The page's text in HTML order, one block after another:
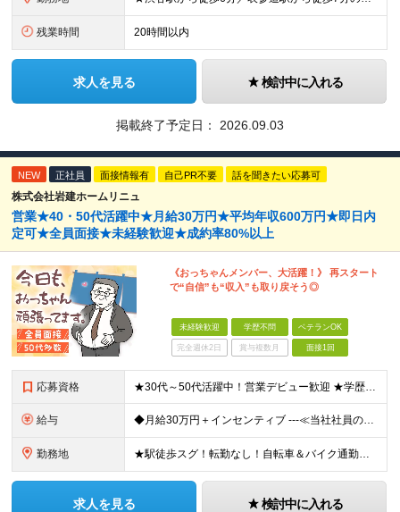
残業時間 20時間以内
求人を見る 検討中に入れる
掲載終了予定日： 2026.09.03
NEW 正社員 面接情報有 自己PR不要 話を聞きたい応募可
株式会社岩建ホームリニュ
営業★40・50代活躍中★月給30万円★平均年収600万円★即日内
定可★全員面接★未経験歓迎★成約率80%以上
《おっちゃんメンバー、大活躍！》 再スタート
で“自信”も“収入”も取り戻そう◎
未経験歓迎 学歴不問 ベテランOK
完全週休2日 賞与複数月 面接1回
応募資格 ★30代～50代活躍中！営業デビュー歓迎 ★学歴・転職回数・ブランク不問 ★人柄重視の採用です！ ◆60歳未満の方【定年年齢を上限として募集するため】
給与 ◆月給30万円＋インセンティブ ---≪当社社員の実際の給与例≫--- ★元解体作業員・S（29歳） ・最高月収：67万8836円（総支給） ★元電気工事士・N（47歳） ・最高月収：96万508
勤務地 ★駅徒歩スグ！転勤なし！自転車＆バイク通勤相談OK 【本社】東京都足立区綾瀬2-27-12 (変更の範囲)上記を除く当社関連勤務地
求人を見る 検討中に入れる